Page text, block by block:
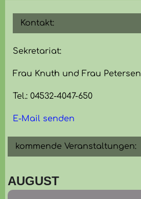
Kontakt:
Sekretariat:
Frau Knuth und Frau Petersen
Tel.: 04532-4047-650
E-Mail senden
kommende Veranstaltungen:
AUGUST